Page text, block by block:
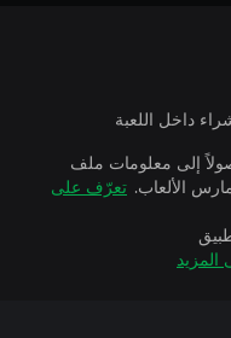
داخل اللعبة
إلى معلومات ملف
تعرّف على